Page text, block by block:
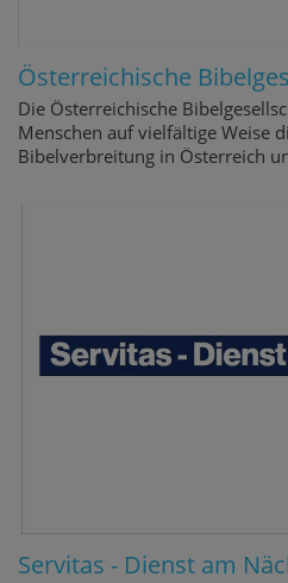
Österreichische
Die Österreichische
Menschen auf vielfältige Weise
Bibelverbreitung in Österreich
Servitas - Dienst am